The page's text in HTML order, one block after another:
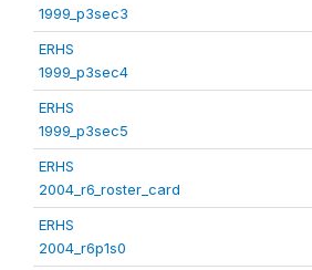
1999_p3sec3
ERHS
1999_p3sec4
ERHS
1999_p3sec5
ERHS
2004_r6_roster_card
ERHS
2004_r6p1s0